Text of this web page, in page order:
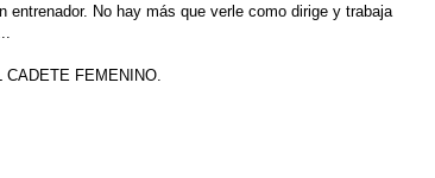
entrenador. No hay más que verle como dirige y trabaja
CADETE FEMENINO.